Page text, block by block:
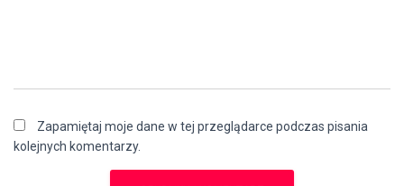
Zapamiętaj moje dane w tej przeglądarce podczas pisania
kolejnych komentarzy.